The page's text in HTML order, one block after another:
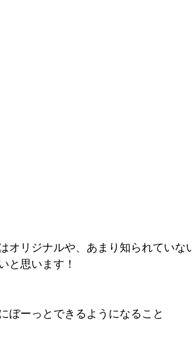
オリジナルや、あまり知られていな
と思います！
ぼーっとできるようになること